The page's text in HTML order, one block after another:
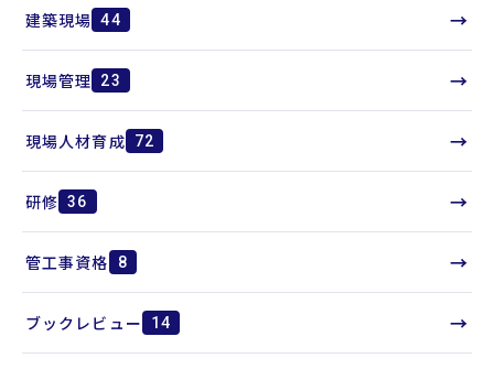
建築現場 44 →
現場管理 23 →
現場人材育成 72 →
研修 36 →
管工事資格 8 →
ブックレビュー 14 →